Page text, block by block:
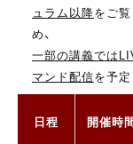
ュラム以降をご
め、
一部の講義では
マンド配信を予定
日程 開催時